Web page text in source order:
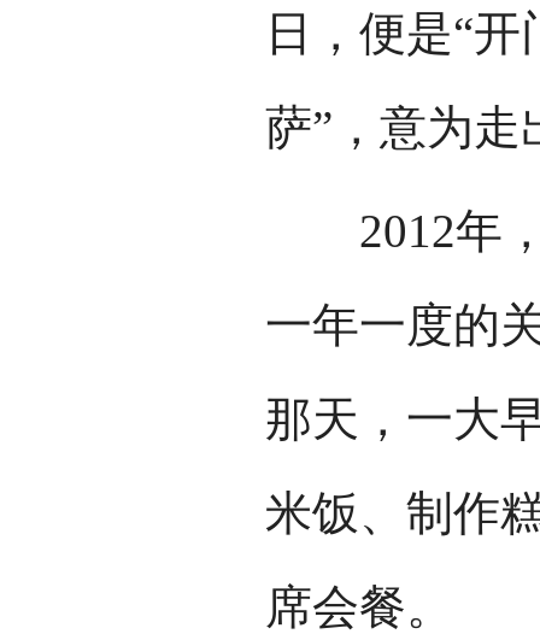
日，便是“
萨”，意为走
2012年，
一年一度的
那天，一大
米饭、制作
席会餐。